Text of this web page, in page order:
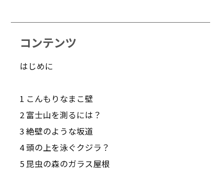
コンテンツ
はじめに
1 こんもりなまこ壁
2 富士山を測るには？
3 絶壁のような坂道
4 頭の上を泳ぐクジラ？
5 昆虫の森のガラス屋根